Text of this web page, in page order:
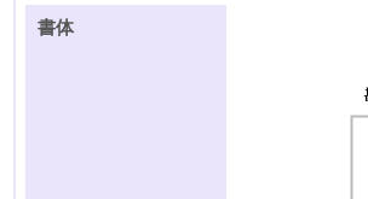
書体